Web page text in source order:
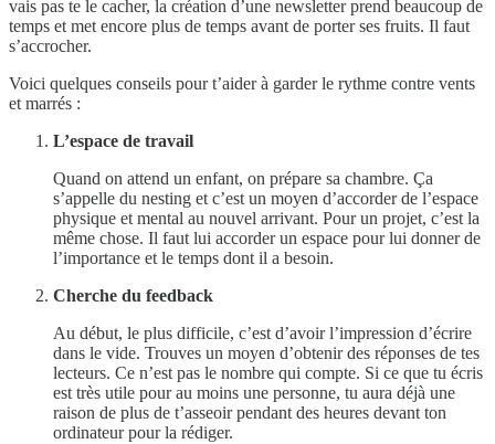
vais pas te le cacher, la création d’une newsletter prend beaucoup de
temps et met encore plus de temps avant de porter ses fruits. Il faut
s’accrocher.
Voici quelques conseils pour t’aider à garder le rythme contre vents
et marrés :
L’espace de travail
Quand on attend un enfant, on prépare sa chambre. Ça
s’appelle du nesting et c’est un moyen d’accorder de l’espace
physique et mental au nouvel arrivant. Pour un projet, c’est la
même chose. Il faut lui accorder un espace pour lui donner de
l’importance et le temps dont il a besoin.
Cherche du feedback
Au début, le plus difficile, c’est d’avoir l’impression d’écrire
dans le vide. Trouves un moyen d’obtenir des réponses de tes
lecteurs. Ce n’est pas le nombre qui compte. Si ce que tu écris
est très utile pour au moins une personne, tu aura déjà une
raison de plus de t’asseoir pendant des heures devant ton
ordinateur pour la rédiger.